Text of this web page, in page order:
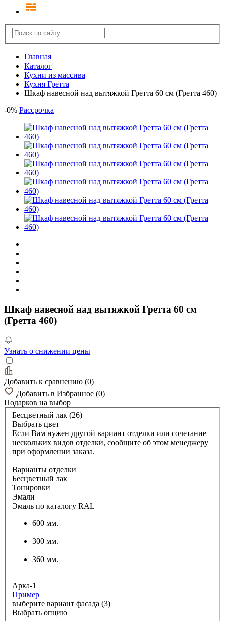
Главная
Каталог
Кухни из массива
Кухня Гретта
Шкаф навесной над вытяжкой Гретта 60 см (Гретта 460)
-0% Рассрочка
Шкаф навесной над вытяжкой Гретта 60 см
(Гретта 460)
Узнать о снижении цены
Добавить к сравнению (0)
Добавить в Избранное (0)
Подарков на выбор
Бесцветный лак (26)
Выбрать цвет
Если Вам нужен другой вариант отделки или сочетание
нескольких видов отделки, сообщите об этом менеджеру
при оформлении заказа.
Варианты отделки
Бесцветный лак
Тонировки
Эмали
Эмаль по каталогу RAL
600 мм.
300 мм.
360 мм.
Арка-1
Пример
выберите вариант фасада (3)
Выбрать опцию